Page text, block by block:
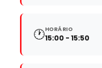
🕐HORÁRIO
15:00 - 15:50